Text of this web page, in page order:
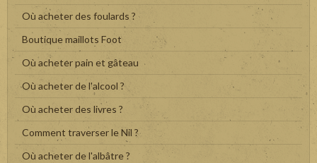
Où acheter des foulards ?
Boutique maillots Foot
Où acheter pain et gâteau
Où acheter de l'alcool ?
Où acheter des livres ?
Comment traverser le Nil ?
Où acheter de l'albâtre ?